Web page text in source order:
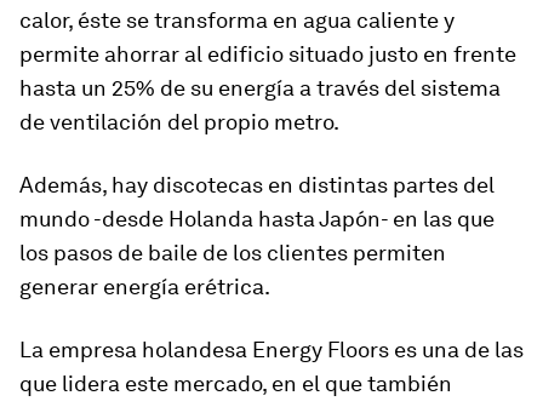
calor, éste se transforma en agua caliente y
permite ahorrar al edificio situado justo en frente
hasta un 25% de su energía a través del sistema
de ventilación del propio metro.
Además, hay discotecas en distintas partes del
mundo-desde Holanda hasta Japón- en las que
los pasos de baile de los clientes permiten
generar energía erétrica.
La empresa holandesa Energy Floors es una de las
que lidera este mercado, en el que también